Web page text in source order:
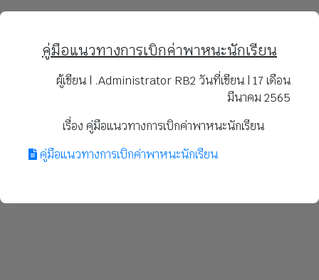
คู่มือแนวทางการเบิกค่าพาหนะนักเรียน
ผู้เขียน | .Administrator RB2 วันที่เขียน | 17 เดือน
มีนาคม 2565
เรื่อง คู่มือแนวทางการเบิกค่าพาหนะนักเรียน
คู่มือแนวทางการเบิกค่าพาหนะนักเรียน